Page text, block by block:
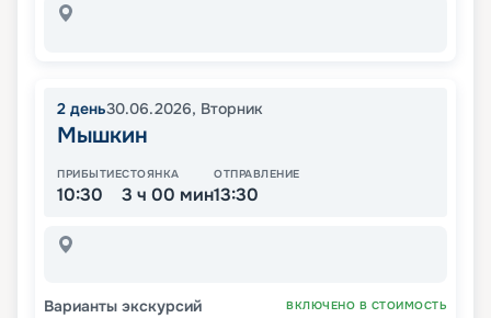
2 день30.06.2026, Вторник
Мышкин
ПРИБЫТИЕ
10:30
СТОЯНКА
3 ч 00 мин
ОТПРАВЛЕНИЕ
13:30
Варианты экскурсий ВКЛЮЧЕНО В СТОИМОСТЬ